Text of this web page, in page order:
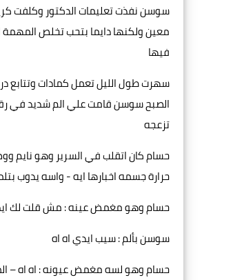
سوسن نفذت تعليمات الدكتور وكلفت
معين ولكنها دايما بتحب تخلص
فيها
سهرت طول الليل تعمل كمادات وتتابع
الصبح سوسن قامت علي الم شديد في
تزعجه
حسام كان اتقلب في السرير وهو نايم
حرارة جسمه اخبارها ايه - واسه
حسام وهو مغمض عينه : مش قلت لك
سوسن بألم : سيب ايدي اه اه
حسام وهو لسه مغمض عيونه : اه اه –